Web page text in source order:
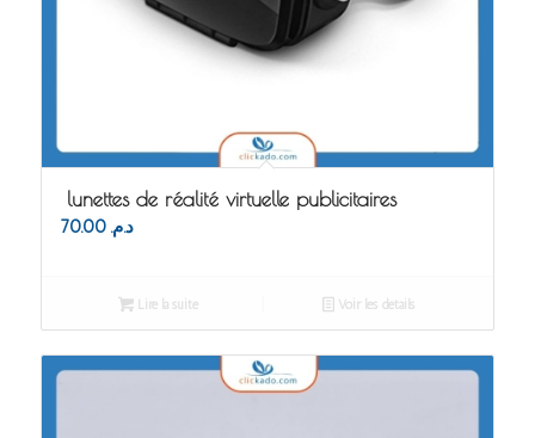
lunettes de réalité virtuelle publicitaires
د.م. 70.00
Lire la suite Voir les détails